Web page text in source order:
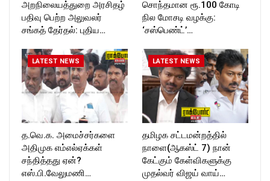
அறநிலையத்துறை அரசிதழ்
பதிவு பெற்ற அலுவலர்
சங்கத் தேர்தல்: புதிய…
சொந்தமான ரூ.100 கோடி
நில மோசடி வழக்கு:
‘சஸ்பெண்ட்’…
LATEST NEWS
த.வெ.க. அமைச்சர்களை
அதிமுக எம்எல்ஏக்கள்
சந்தித்தது ஏன்?
எஸ்.பி.வேலுமணி…
LATEST NEWS
தமிழக சட்டமன்றத்தில்
நாளை(ஆகஸ்ட் 7) நான்
கேட்கும் கேள்விகளுக்கு
முதல்வர் விஜய் வாய்…